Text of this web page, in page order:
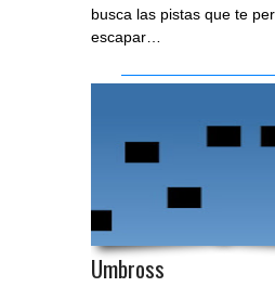
busca las pistas que te
escapar…
Umbross